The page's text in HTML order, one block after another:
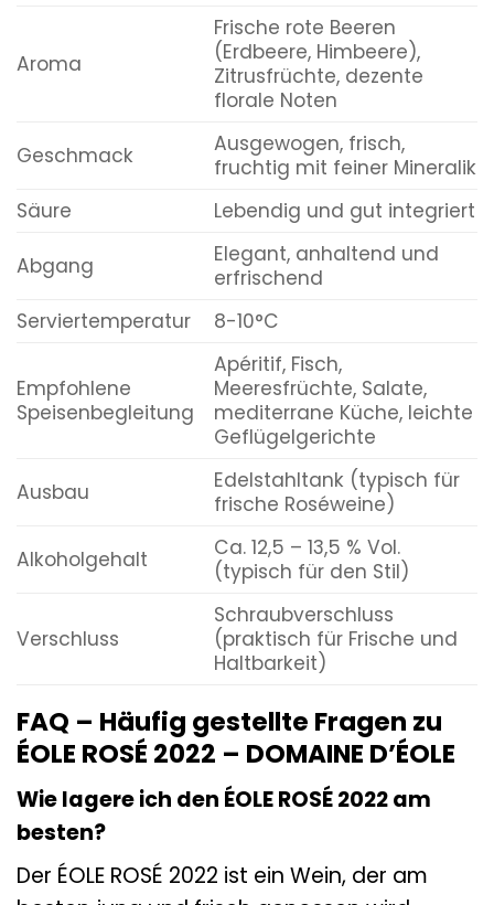
Aroma
Frische rote Beeren
(Erdbeere, Himbeere),
Zitrusfrüchte, dezente
florale Noten
Geschmack
Ausgewogen, frisch,
fruchtig mit feiner Mineralik
Säure
Lebendig und gut integriert
Abgang
Elegant, anhaltend und
erfrischend
Serviertemperatur
8-10°C
Empfohlene
Speisenbegleitung
Apéritif, Fisch,
Meeresfrüchte, Salate,
mediterrane Küche, leichte
Geflügelgerichte
Ausbau
Edelstahltank (typisch für
frische Roséweine)
Alkoholgehalt
Ca. 12,5 – 13,5 % Vol.
(typisch für den Stil)
Verschluss
Schraubverschluss
(praktisch für Frische und
Haltbarkeit)
FAQ – Häufig gestellte Fragen zu
ÉOLE ROSÉ 2022 – DOMAINE D’ÉOLE
Wie lagere ich den ÉOLE ROSÉ 2022 am
besten?
Der ÉOLE ROSÉ 2022 ist ein Wein, der am